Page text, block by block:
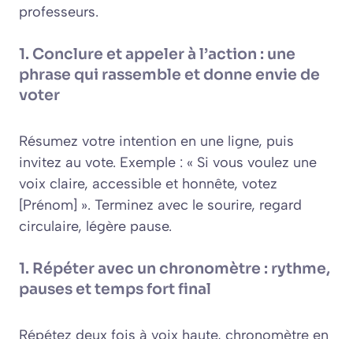
professeurs.
1. Conclure et appeler à l’action : une
phrase qui rassemble et donne envie de
voter
Résumez votre intention en une ligne, puis
invitez au vote. Exemple : « Si vous voulez une
voix claire, accessible et honnête, votez
[Prénom] ». Terminez avec le sourire, regard
circulaire, légère pause.
1. Répéter avec un chronomètre : rythme,
pauses et temps fort final
Répétez deux fois à voix haute, chronomètre en